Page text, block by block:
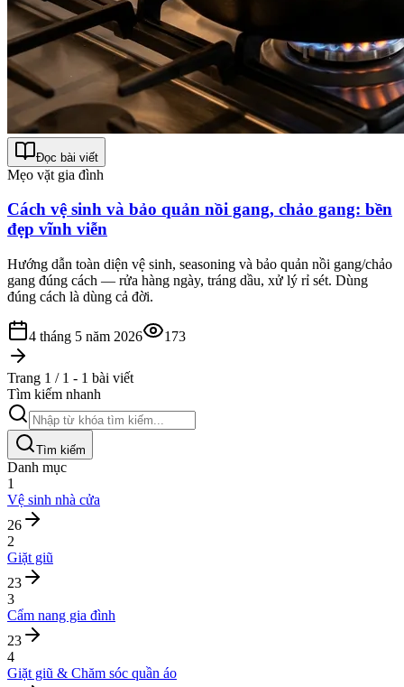
Đọc bài viết
Mẹo vặt gia đình
Cách vệ sinh và bảo quản nồi gang, chảo gang: bền
đẹp vĩnh viễn
Hướng dẫn toàn diện vệ sinh, seasoning và bảo quản nồi gang/chảo
gang đúng cách — rửa hàng ngày, tráng dầu, xử lý rỉ sét. Dùng
đúng cách là dùng cả đời.
4 tháng 5 năm 2026 173
Trang 1 / 1 - 1 bài viết
Tìm kiếm nhanh
Tìm kiếm
Danh mục
1
Vệ sinh nhà cửa
26
2
Giặt giũ
23
3
Cẩm nang gia đình
23
4
Giặt giũ & Chăm sóc quần áo